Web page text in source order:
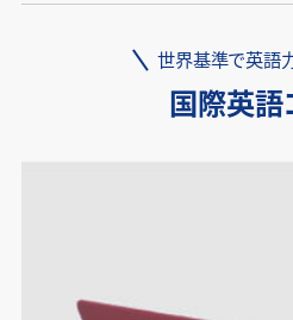
世界基準で英語
国際英語